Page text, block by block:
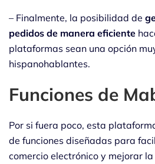
– Finalmente, la posibilidad de
pedidos de manera eficiente
plataformas sean una opción
hispanohablantes.
Funciones de
Por si fuera poco, esta
de funciones diseñadas para
comercio electrónico y mejorar